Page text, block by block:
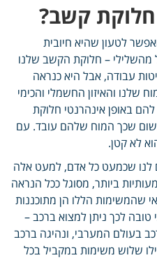
קשב?
לטעון שהיא חיובית
מהשלילי – חלוקת הקשב שלנו
עבודה, אבל היא כנראה
והאיזון החשמלי והכימי
באופן אינהרנטי חלוקת
שכך המוח שלהם עובד. עם
לא קטן.
לנו שכמעט כל אדם, למעט אלה
ביותר, מסוגל ככל הנראה
שהמשימות הללו הן מתוכננות
טובה לכך ניתן למצוא ברכב –
בעולם המערבי, ונהיגה ברכב
שלוש משימות במקביל בכל